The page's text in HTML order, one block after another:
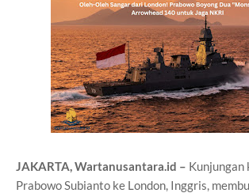
JAKARTA, Wartanusantara.id – Kunjungan
Prabowo Subianto ke London, Inggris,